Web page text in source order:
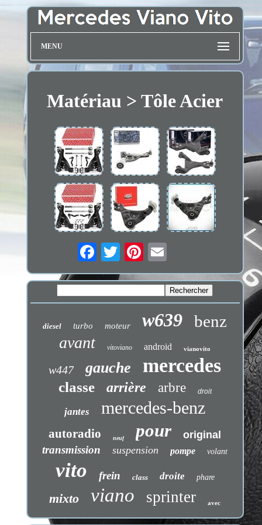
MENU
Matériau > Tôle Acier
diesel turbo moteur w639 benz
avant vitoviano android vianovito
w447 gauche mercedes
classe arrière arbre droit
jantes mercedes-benz
autoradio neuf pour original
transmission suspension pompe volant
vito frein class droite phare
mixto viano sprinter avec